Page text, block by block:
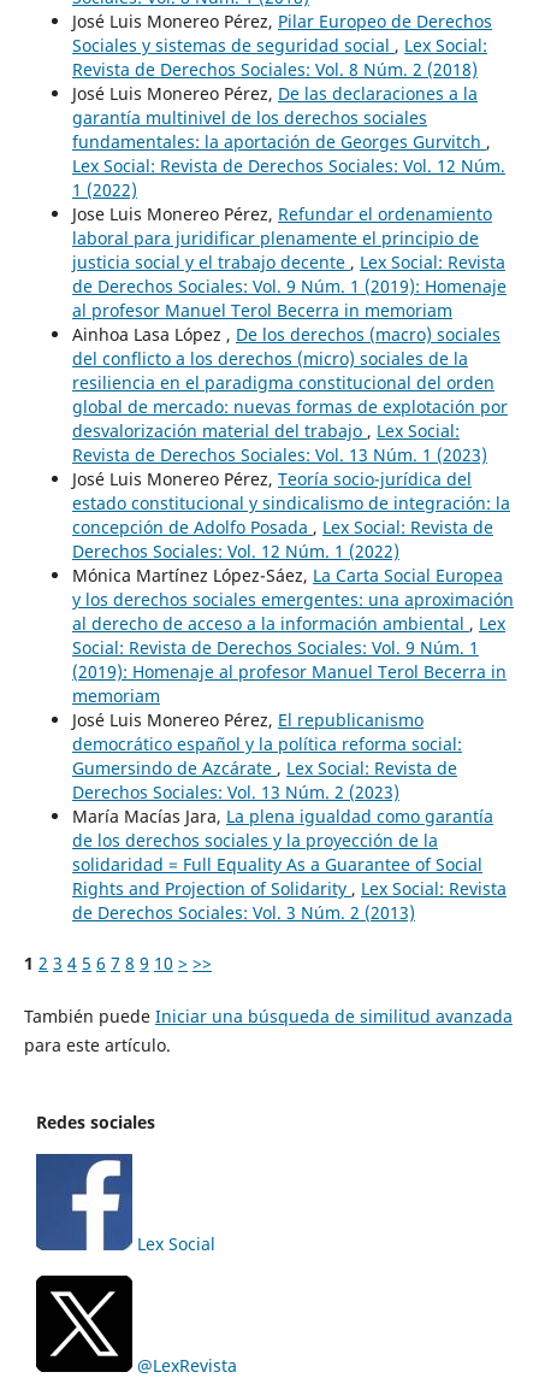
José Luis Monereo Pérez, Pilar Europeo de Derechos
Sociales y sistemas de seguridad social , Lex Social:
Revista de Derechos Sociales: Vol. 8 Núm. 2 (2018)
José Luis Monereo Pérez, De las declaraciones a la
garantía multinivel de los derechos sociales
fundamentales: la aportación de Georges Gurvitch ,
Lex Social: Revista de Derechos Sociales: Vol. 12 Núm.
1 (2022)
Jose Luis Monereo Pérez, Refundar el ordenamiento
laboral para juridificar plenamente el principio de
justicia social y el trabajo decente , Lex Social: Revista
de Derechos Sociales: Vol. 9 Núm. 1 (2019): Homenaje
al profesor Manuel Terol Becerra in memoriam
Ainhoa Lasa López , De los derechos (macro) sociales
del conflicto a los derechos (micro) sociales de la
resiliencia en el paradigma constitucional del orden
global de mercado: nuevas formas de explotación por
desvalorización material del trabajo , Lex Social:
Revista de Derechos Sociales: Vol. 13 Núm. 1 (2023)
José Luis Monereo Pérez, Teoría socio-jurídica del
estado constitucional y sindicalismo de integración: la
concepción de Adolfo Posada , Lex Social: Revista de
Derechos Sociales: Vol. 12 Núm. 1 (2022)
Mónica Martínez López-Sáez, La Carta Social Europea
y los derechos sociales emergentes: una aproximación
al derecho de acceso a la información ambiental , Lex
Social: Revista de Derechos Sociales: Vol. 9 Núm. 1
(2019): Homenaje al profesor Manuel Terol Becerra in
memoriam
José Luis Monereo Pérez, El republicanismo
democrático español y la política reforma social:
Gumersindo de Azcárate , Lex Social: Revista de
Derechos Sociales: Vol. 13 Núm. 2 (2023)
María Macías Jara, La plena igualdad como garantía
de los derechos sociales y la proyección de la
solidaridad = Full Equality As a Guarantee of Social
Rights and Projection of Solidarity , Lex Social: Revista
de Derechos Sociales: Vol. 3 Núm. 2 (2013)
1 2 3 4 5 6 7 8 9 10 > >>
También puede Iniciar una búsqueda de similitud avanzada
para este artículo.
Redes sociales
Lex Social
@LexRevista